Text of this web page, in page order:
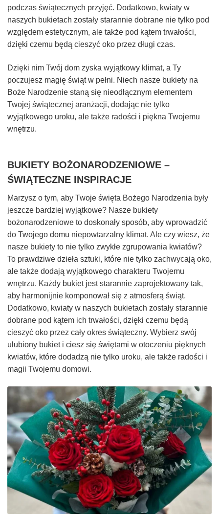
podczas świątecznych przyjęć. Dodatkowo, kwiaty w
naszych bukietach zostały starannie dobrane nie tylko pod
względem estetycznym, ale także pod kątem trwałości,
dzięki czemu będą cieszyć oko przez długi czas.
Dzięki nim Twój dom zyska wyjątkowy klimat, a Ty
poczujesz magię świąt w pełni. Niech nasze bukiety na
Boże Narodzenie staną się nieodłącznym elementem
Twojej świątecznej aranżacji, dodając nie tylko
wyjątkowego uroku, ale także radości i piękna Twojemu
wnętrzu.
BUKIETY BOŻONARODZENIOWE –
ŚWIĄTECZNE INSPIRACJE
Marzysz o tym, aby Twoje święta Bożego Narodzenia były
jeszcze bardziej wyjątkowe? Nasze bukiety
bożonarodzeniowe to doskonały sposób, aby wprowadzić
do Twojego domu niepowtarzalny klimat. Ale czy wiesz, że
nasze bukiety to nie tylko zwykłe zgrupowania kwiatów?
To prawdziwe dzieła sztuki, które nie tylko zachwycają oko,
ale także dodają wyjątkowego charakteru Twojemu
wnętrzu. Każdy bukiet jest starannie zaprojektowany tak,
aby harmonijnie komponował się z atmosferą świąt.
Dodatkowo, kwiaty w naszych bukietach zostały starannie
dobrane pod kątem ich trwałości, dzięki czemu będą
cieszyć oko przez cały okres świąteczny. Wybierz swój
ulubiony bukiet i ciesz się świętami w otoczeniu pięknych
kwiatów, które dodadzą nie tylko uroku, ale także radości i
magii Twojemu domowi.